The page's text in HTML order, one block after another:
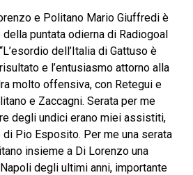
e Politano Mario Giuffredi è
puntata odierna di Radiogoal
dell’Italia di Gattuso è
e l’entusiasmo attorno alla
molto offensiva, con Retegui e
e Zaccagni. Serata per me
degli undici erano miei assistiti,
di Pio Esposito. Per me una serata
insieme a Di Lorenzo una
degli ultimi anni, importante